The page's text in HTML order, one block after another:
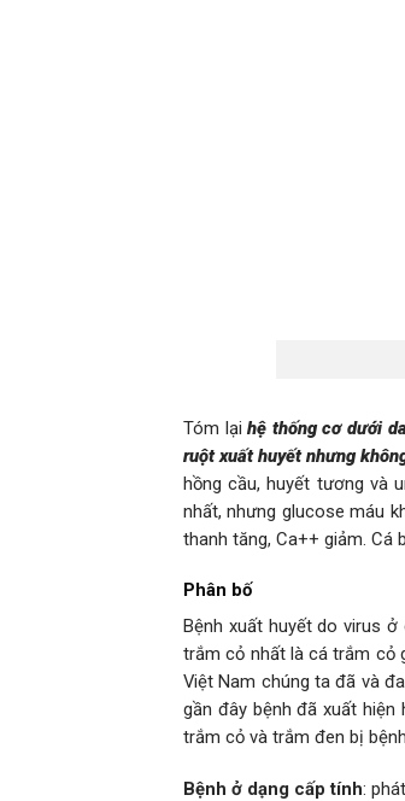
Tóm lạihệ thống cơ dưới
ruột xuất huyết nhưng
hồng cầu, huyết tương và
nhất, nhưng glucose máu
thanh tăng, Ca++ giảm. Cá
Phân bố
Bệnh xuất huyết do virus
trắm cỏ nhất là cá trắm cỏ
Việt Nam chúng ta đã và
gần đây bệnh đã xuất
trắm cỏ và trắm đen bị
Bệnh ở dạng cấp tính: